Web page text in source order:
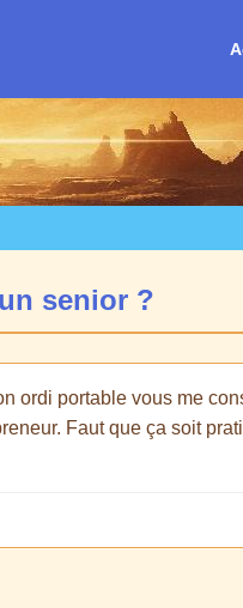
senior ?
ordi portable vous me
Faut que ça soit